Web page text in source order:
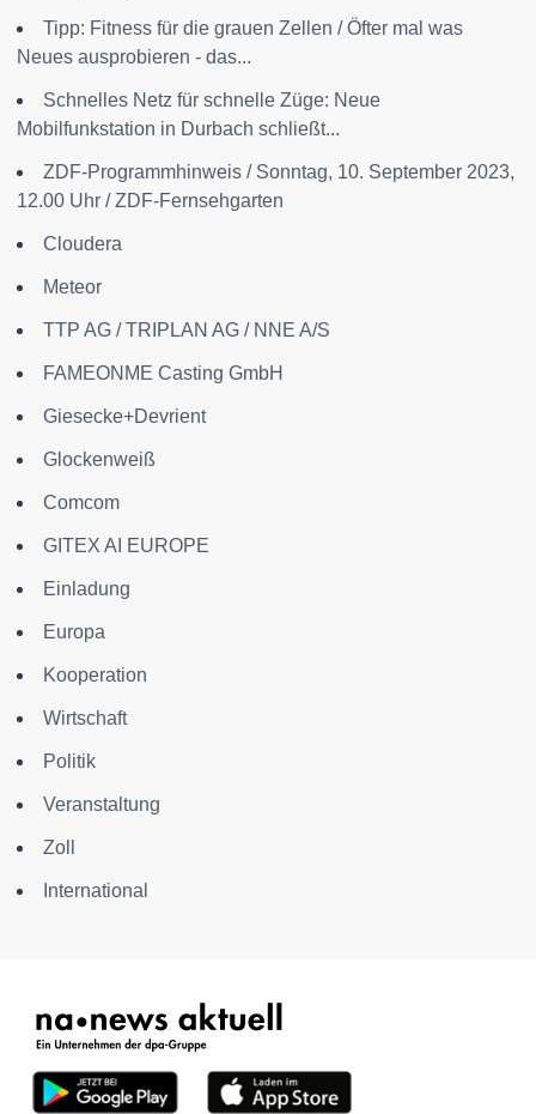
Tipp: Fitness für die grauen Zellen / Öfter mal was
Neues ausprobieren - das...
Schnelles Netz für schnelle Züge: Neue
Mobilfunkstation in Durbach schließt...
ZDF-Programmhinweis / Sonntag, 10. September 2023,
12.00 Uhr / ZDF-Fernsehgarten
Cloudera
Meteor
TTP AG / TRIPLAN AG / NNE A/S
FAMEONME Casting GmbH
Giesecke+Devrient
Glockenweiß
Comcom
GITEX AI EUROPE
Einladung
Europa
Kooperation
Wirtschaft
Politik
Veranstaltung
Zoll
International